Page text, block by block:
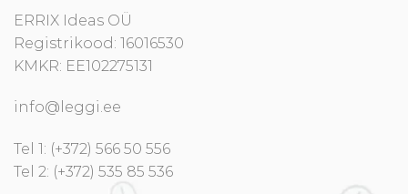
ERRIX Ideas OÜ
Registrikood: 16016530
KMKR: EE102275131
info@leggi.ee
Tel 1: (+372) 566 50 556
Tel 2: (+372) 535 85 536